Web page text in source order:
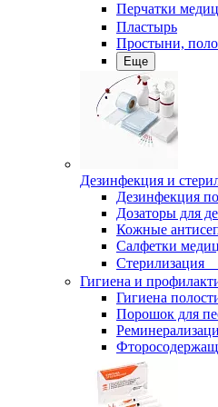
Перчатки
Пластырь
Простыни,
Еще
Дезинфекция и
Дезинфекция
Дозаторы для
Кожные
Салфетки
Стерилизация
Гигиена и
Гигиена
Порошок для